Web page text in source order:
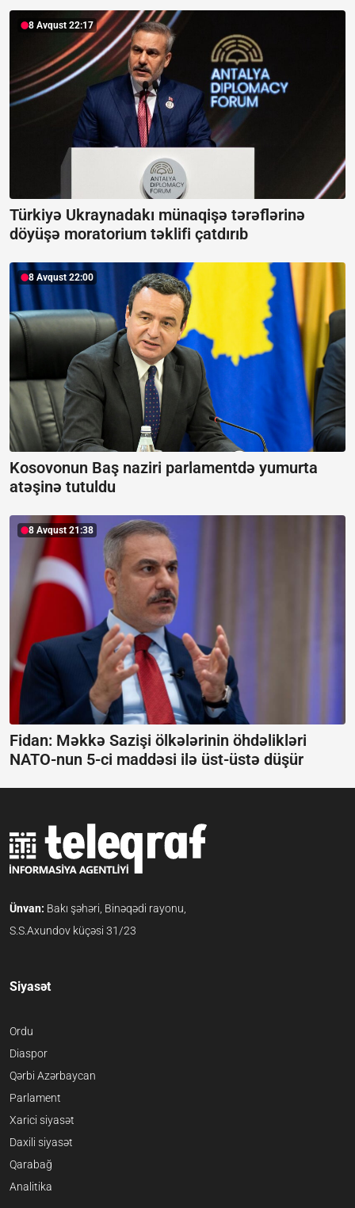
8 Avqust 22:17
Türkiyə Ukraynadakı münaqişə tərəflərinə
döyüşə moratorium təklifi çatdırıb
8 Avqust 22:00
Kosovonun Baş naziri parlamentdə yumurta
atəşinə tutuldu
8 Avqust 21:38
Fidan: Məkkə Sazişi ölkələrinin öhdəlikləri
NATO-nun 5-ci maddəsi ilə üst-üstə düşür
Ünvan: Bakı şəhəri, Binəqədi rayonu,
S.S.Axundov küçəsi 31/23
Siyasət
Ordu
Diaspor
Qərbi Azərbaycan
Parlament
Xarici siyasət
Daxili siyasət
Qarabağ
Analitika